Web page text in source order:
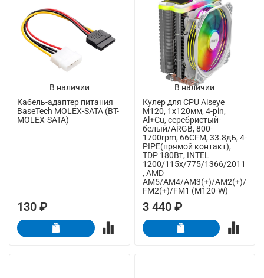
В наличии
Кабель-адаптер питания
BaseTech MOLEX-SATA (BT-
MOLEX-SATA)
130 ₽
В наличии
Кулер для CPU Alseye
M120, 1х120мм, 4-pin,
Al+Cu, серебристый-
белый/ARGB, 800-
1700rpm, 66CFM, 33.8дБ, 4-
PIPE(прямой контакт),
TDP 180Вт, INTEL
1200/115x/775/1366/2011
, AMD
AM5/AM4/AM3(+)/AM2(+)/
FM2(+)/FM1 (M120-W)
3 440 ₽